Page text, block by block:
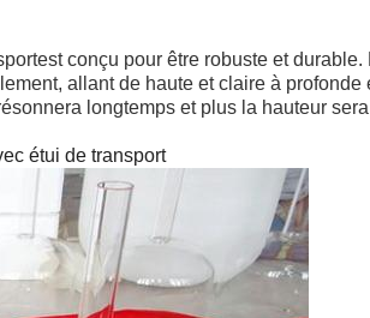
est conçu pour être robuste et durable.
allant de haute et claire à profonde
longtemps et plus la hauteur
étui de transport